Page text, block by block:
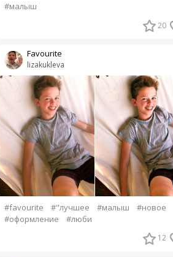
#малыш
20
lizakukleva
Favourite
#favourite #"лучшее #малыш
#новое
#оформление
#люби
12